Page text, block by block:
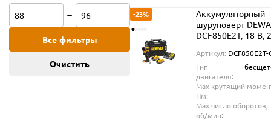
Все фильтры
Очистить
-23%
Аккумуляторный
шуруповерт
DCF850E2T, 18 В,
АКБ 1.7 Ач и ЗУ, в
TSTAK
Артикул: DCF850E2T-
Тип
двигателя:
Max крутящий
Нм:
Max число оборотов,
об/мин: